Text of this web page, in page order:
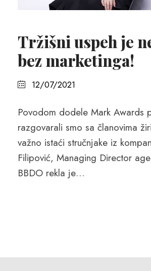
Tržišni uspeh je
bez marketinga!
12/07/2021
Povodom dodele Mark Awards
razgovarali smo sa članovima
važno istaći stručnjake iz
Filipović, Managing Director
BBDO rekla je…